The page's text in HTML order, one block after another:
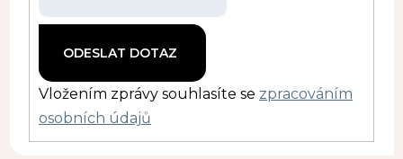
Vložením zprávy souhlasíte se zpracováním
osobních údajů